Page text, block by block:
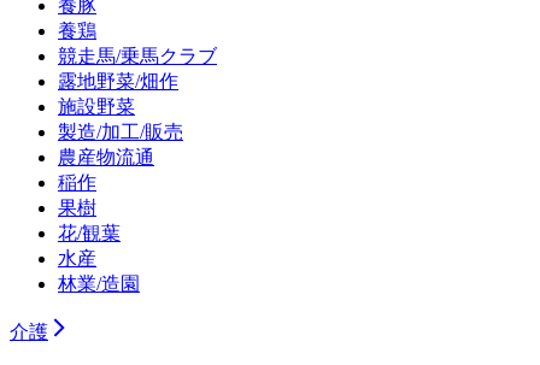
養豚
養鶏
競走馬/乗馬クラブ
露地野菜/畑作
施設野菜
製造/加工/販売
農産物流通
稲作
果樹
花/観葉
水産
林業/造園
介護